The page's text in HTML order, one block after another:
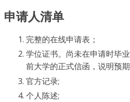
申请人清单
完整的在线申请表；
学位证书。尚未在申请时毕
前大学的正式信函，说明预
官方记录;
个人陈述;